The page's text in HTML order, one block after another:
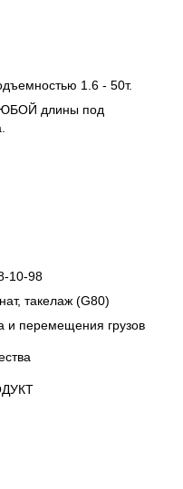
1.6 - 50т.
длины под
10-98
такелаж (G80)
и перемещения грузов